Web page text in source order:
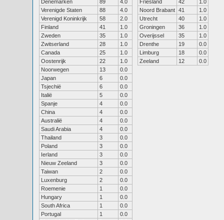
Denemarken
89
4.0
Verenigde Staten
88
4.0
Verenigd Koninkrijk
58
2.0
Finland
41
1.0
Zweden
35
1.0
Zwitserland
28
1.0
Canada
25
1.0
Oostenrijk
22
1.0
Noorwegen
13
0.0
Japan
6
0.0
Tsjechië
6
0.0
Italië
5
0.0
Spanje
4
0.0
China
4
0.0
Australië
4
0.0
Saudi Arabia
4
0.0
Thailand
3
0.0
Poland
3
0.0
Ierland
3
0.0
Nieuw Zeeland
3
0.0
Taiwan
2
0.0
Luxenburg
2
0.0
Roemenie
1
0.0
Hungary
1
0.0
South Africa
1
0.0
Portugal
1
0.0
Friesland
42
1.0
Noord Brabant 41
1.0
Utrecht
40
1.0
Groningen
36
1.0
Overijssel
35
1.0
Drenthe
19
0.0
Limburg
18
0.0
Zeeland
12 0.0